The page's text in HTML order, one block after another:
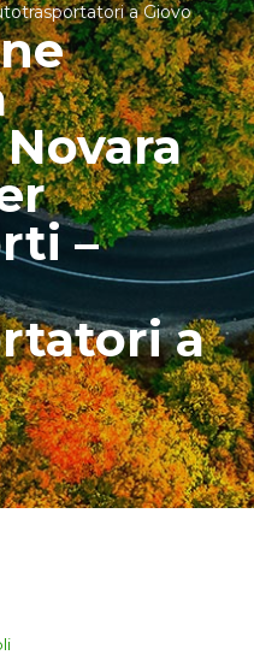
a Giovo
–
a